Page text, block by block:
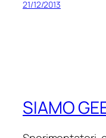
21/12/2013
SIAMO